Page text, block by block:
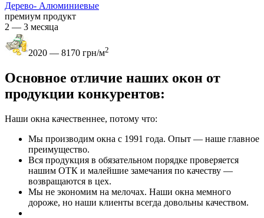
Дерево- Алюминиевые
премиум продукт
2 — 3 месяца
2020 — 8170 грн/м2
Основное отличие наших окон от
продукции конкурентов:
Наши окна качественнее, потому что:
Мы производим окна с 1991 года. Опыт — наше главное
преимущество.
Вся продукция в обязательном порядке проверяется
нашим ОТК и малейшие замечания по качеству —
возвращаются в цех.
Мы не экономим на мелочах. Наши окна мемного
дороже, но наши клиенты всегда довольны качеством.